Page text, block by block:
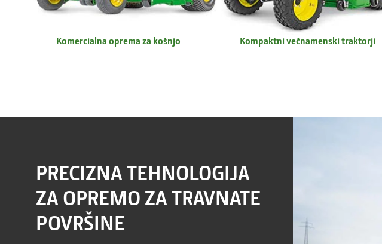
Komercialna oprema za košnjo
Kompaktni večnamenski traktorji
PRECIZNA TEHNOLOGIJA
ZA OPREMO ZA TRAVNATE
POVRŠINE